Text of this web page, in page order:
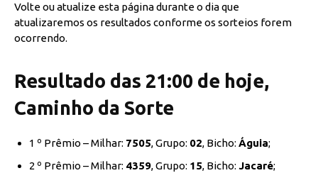
Volte ou atualize esta página durante o dia que
atualizaremos os resultados conforme os sorteios forem
ocorrendo.
Resultado das 21:00 de hoje,
Caminho da Sorte
1 º Prêmio – Milhar: 7505, Grupo: 02, Bicho: Águia;
2 º Prêmio – Milhar: 4359, Grupo: 15, Bicho: Jacaré;